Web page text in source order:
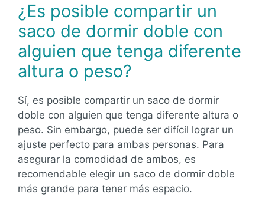
¿Es posible compartir un
saco de dormir doble con
alguien que tenga diferente
altura o peso?
Sí, es posible compartir un saco de dormir
doble con alguien que tenga diferente altura o
peso. Sin embargo, puede ser difícil lograr un
ajuste perfecto para ambas personas. Para
asegurar la comodidad de ambos, es
recomendable elegir un saco de dormir doble
más grande para tener más espacio.